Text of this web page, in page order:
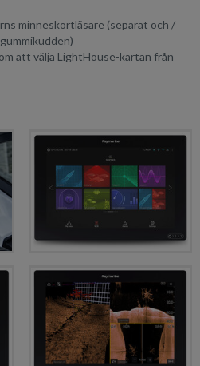
minneskortläsare (separat och /
att välja LightHouse-kartan från